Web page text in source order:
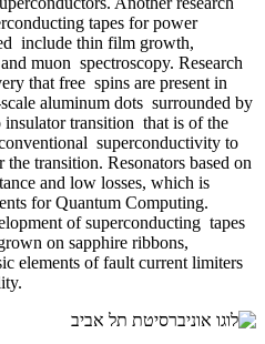
tapes for power
include thin film growth,
muon spectroscopy. Research
that free spins are present in
aluminum dots surrounded by
transition that is of the
superconductivity to
transition. Resonators based on
and low losses, which is
for Quantum Computing.
of superconducting tapes
on sapphire ribbons,
elements of fault current limiters